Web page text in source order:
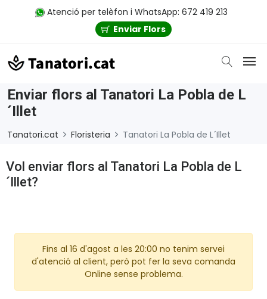
Atenció per telèfon i WhatsApp: 672 419 213
Enviar Flors
Enviar flors al Tanatori La Pobla de L
´Illet
Tanatori.cat Floristeria Tanatori La Pobla de L´Illet
Vol enviar flors al Tanatori La Pobla de L
´Illet?
Fins al 16 d'agost a les 20:00 no tenim servei
d'atenció al client, però pot fer la seva comanda
Online sense problema.